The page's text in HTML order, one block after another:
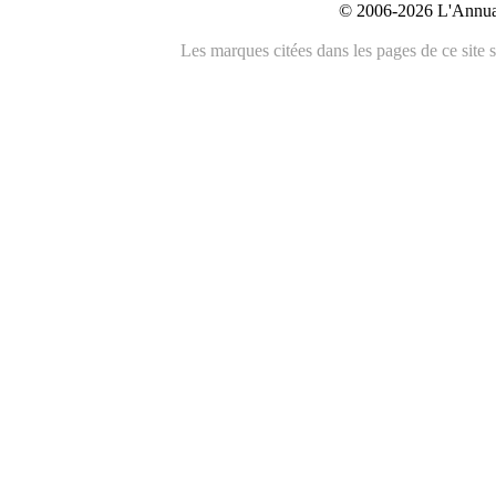
© 2006-2026
Les marques citées dans les pages de ce